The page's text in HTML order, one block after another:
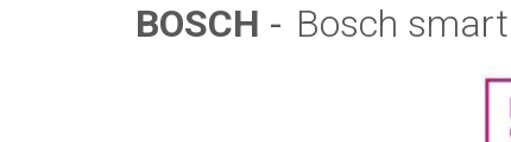
BOSCH - Bosch